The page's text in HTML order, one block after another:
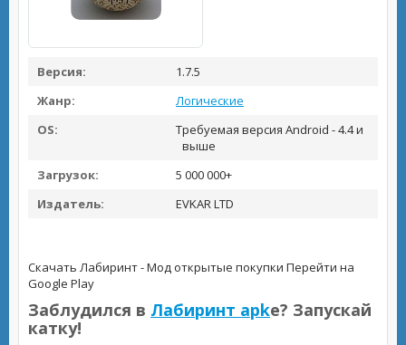
Версия:
1.7.5
Жанр:
Логические
OS:
Требуемая версия Android - 4.4 и
выше
Загрузок:
5 000 000+
Издатель:
EVKAR LTD
Скачать Лабиринт - Мод открытые покупки Перейти на
Google Play
Заблудился в Лабиринт apkе? Запускай
катку!